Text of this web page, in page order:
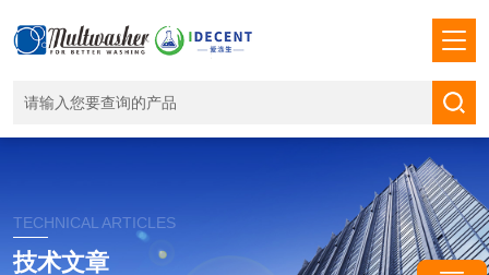
TECHNICAL ARTICLES
技术文章